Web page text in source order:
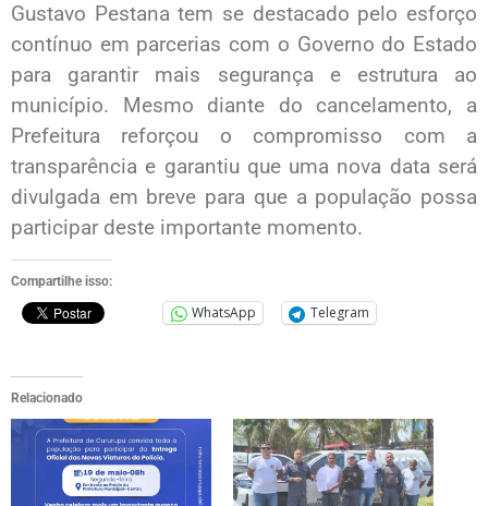
Gustavo Pestana tem se destacado pelo esforço
contínuo em parcerias com o Governo do Estado
para garantir mais segurança e estrutura ao
município. Mesmo diante do cancelamento, a
Prefeitura reforçou o compromisso com a
transparência e garantiu que uma nova data será
divulgada em breve para que a população possa
participar deste importante momento.
Compartilhe isso:
WhatsApp Telegram
Relacionado